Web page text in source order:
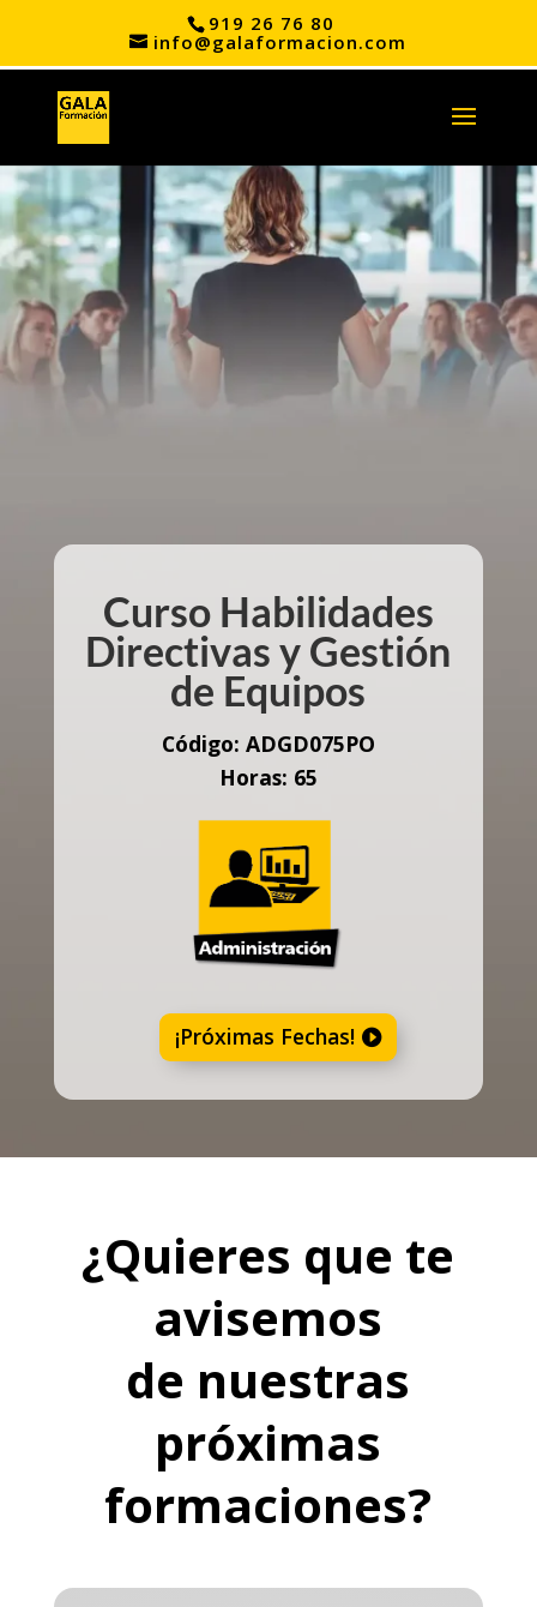
919 26 76 80
info@galaformacion.com
Curso Habilidades
Directivas y Gestión
de Equipos
Código: ADGD075PO
Horas: 65
¡Próximas Fechas!
¿Quieres que te
avisemos
de nuestras
próximas
formaciones?